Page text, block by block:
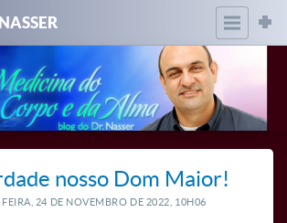
nosso Dom Maior!
24 DE NOVEMBRO DE 2022, 10H06